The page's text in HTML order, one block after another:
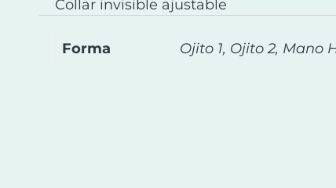
Collar invisible ajustable
Forma Ojito 1, Ojito 2, Mano